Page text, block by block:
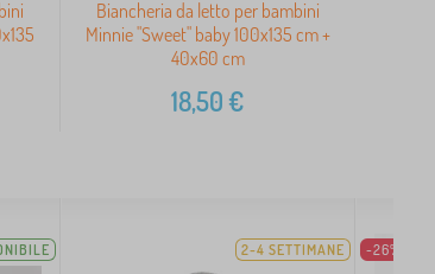
Biancheria da letto per bambini
Minnie "Sweet" baby 100x135 cm +
40x60 cm
18,50€
2-4 SETTIMANE -26%